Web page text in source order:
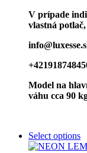
V prípade
vlastná
Model na
váhu cca 90
Select options